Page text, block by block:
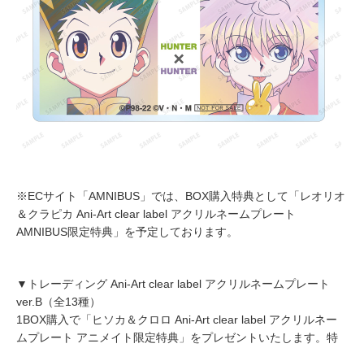
※ECサイト「AMNIBUS」では、BOX購入特典として「レオリオ
＆クラピカ Ani-Art clear label アクリルネームプレート
AMNIBUS限定特典」を予定しております。
▼トレーディング Ani-Art clear label アクリルネームプレート
ver.B（全13種）
1BOX購入で「ヒソカ＆クロロ Ani-Art clear label アクリルネー
ムプレート アニメイト限定特典」をプレゼントいたします。特